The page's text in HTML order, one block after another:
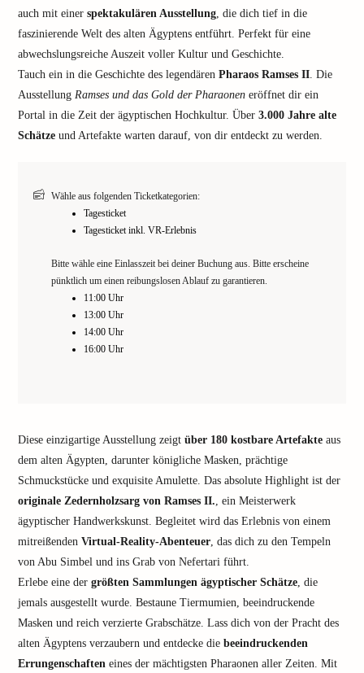
auch mit einer spektakulären Ausstellung, die dich tief in die
faszinierende Welt des alten Ägyptens entführt. Perfekt für eine
abwechslungsreiche Auszeit voller Kultur und Geschichte.
Tauch ein in die Geschichte des legendären Pharaos Ramses II. Die
Ausstellung Ramses und das Gold der Pharaonen eröffnet dir ein
Portal in die Zeit der ägyptischen Hochkultur. Über 3.000 Jahre alte
Schätze und Artefakte warten darauf, von dir entdeckt zu werden.
Wähle aus folgenden Ticketkategorien:
Tagesticket
Tagesticket inkl. VR-Erlebnis
Bitte wähle eine Einlasszeit bei deiner Buchung aus. Bitte erscheine
pünktlich um einen reibungslosen Ablauf zu garantieren.
11:00 Uhr
13:00 Uhr
14:00 Uhr
16:00 Uhr
Diese einzigartige Ausstellung zeigt über 180 kostbare Artefakte aus
dem alten Ägypten, darunter königliche Masken, prächtige
Schmuckstücke und exquisite Amulette. Das absolute Highlight ist der
originale Zedernholzsarg von Ramses II., ein Meisterwerk
ägyptischer Handwerkskunst. Begleitet wird das Erlebnis von einem
mitreißenden Virtual-Reality-Abenteuer, das dich zu den Tempeln
von Abu Simbel und ins Grab von Nefertari führt.
Erlebe eine der größten Sammlungen ägyptischer Schätze, die
jemals ausgestellt wurde. Bestaune Tiermumien, beeindruckende
Masken und reich verzierte Grabschätze. Lass dich von der Pracht des
alten Ägyptens verzaubern und entdecke die beeindruckenden
Errungenschaften eines der mächtigsten Pharaonen aller Zeiten. Mit